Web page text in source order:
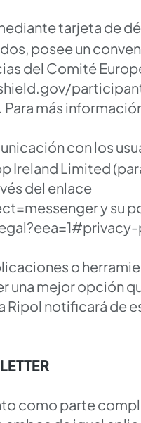
tarjeta de
posee un
del Comité
Para más
con los
Ireland Limited
del enlace
y su
o
una mejor opción
notificará de
como parte